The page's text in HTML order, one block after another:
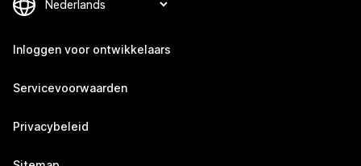
Inloggen voor ontwikkelaars
Servicevoorwaarden
Privacybeleid